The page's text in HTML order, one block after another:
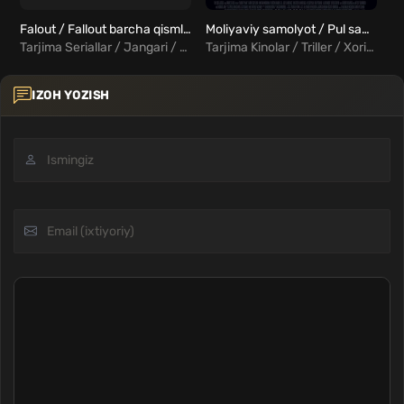
Falout / Fallout barcha qismlar Uzbek tilida
Tarjima Seriallar / Jangari / Drama / Sarguzasht / Fantastika / Xorij Seriallar Uzbek Tilida
Moliyaviy samolyot / Pul samolyoti Uzbek Tilida
Tarjima Kinolar / Triller / Xorij Kinolar Uzbek Tilida
IZOH YOZISH